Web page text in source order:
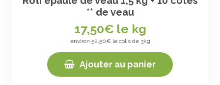
** de veau
17,50€ le kg
environ 52,50€ le colis de 3kg
Ajouter au panier